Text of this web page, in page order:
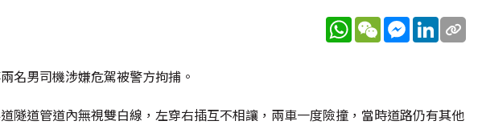
WhatsApp
WeChatMessenger
LinkedIn
名男司機涉嫌危駕被警方拘捕。
隧道管道內無視雙白線，左穿右插互不相讓，兩車一度險撞，當時道路仍有其他